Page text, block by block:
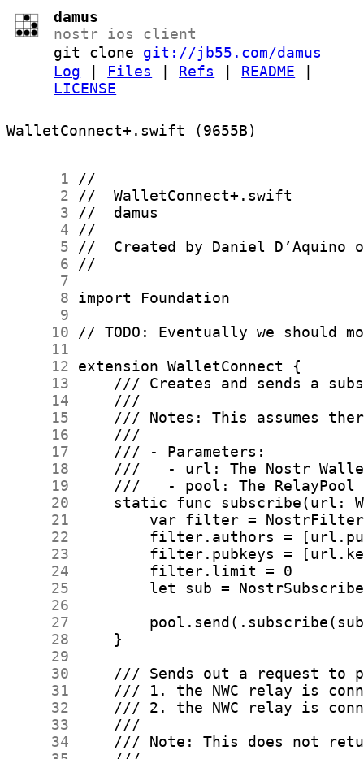
damus
nostr ios client
git clone git://jb55.com/damus
Log
Files Refs README
LICENSE
WalletConnect+.swift (9655B)
      1
      2
      3
      4
      5
      6
      7
      8
      9
     10
     11
     12
     13
     14
     15
     16
     17
     18
     19
     20
     21
     22
     23
     24
     25
     26
     27
     28
     29
     30
     31
     32
     33
     34